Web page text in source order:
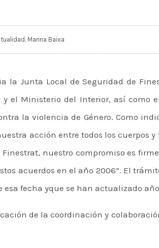
Marina Baixa
la Junta Local de Seguridad de
el Ministerio del Interior, así como
la violencia de Género. Como
acción entre todos los cuerpos
nuestro compromiso es
acuerdos en el año 2006”. El
fecha yque se han actualizado
de la coordinación y